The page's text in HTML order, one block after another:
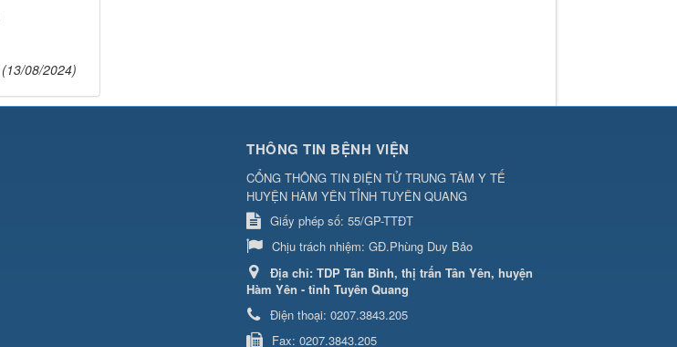
(13/08/2024)
THÔNG TIN BỆNH VIỆN
CỔNG THÔNG TIN ĐIỆN TỬ TRUNG TÂM Y TẾ
HUYỆN HÀM YÊN TỈNH TUYÊN QUANG
Giấy phép số: 55/GP-TTĐT
Chịu trách nhiệm: GĐ.Phùng Duy Bảo
Địa chỉ: TDP Tân Bình, thị trấn Tân Yên, huyện
Hàm Yên - tỉnh Tuyên Quang
Điện thoại: 0207.3843.205
Fax: 0207.3843.205